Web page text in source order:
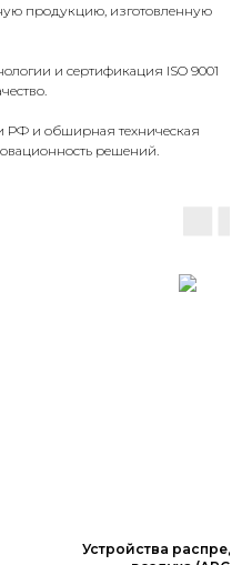
продукцию, изготовленную
и сертификация ISO 9001
и обширная техническая
решений.
Устройства